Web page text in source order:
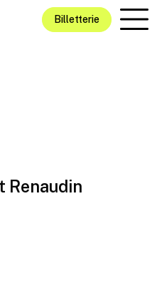
Billetterie
Renaudin